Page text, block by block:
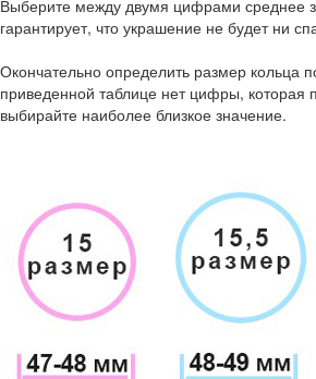
Выберите между двумя цифрами среднее
гарантирует, что украшение не будет ни
Окончательно определить размер кольца
приведенной таблице нет цифры, которая
выбирайте наиболее близкое значение.